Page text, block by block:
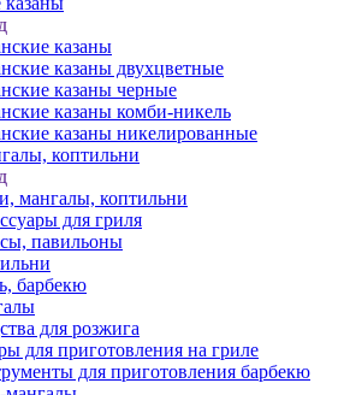
казаны
казаны двухцветные
казаны черные
казаны комби-никель
казаны никелированные
коптильни
мангалы, коптильни
для гриля
павильоны
барбекю
для розжига
для приготовления на гриле
для приготовления барбекю